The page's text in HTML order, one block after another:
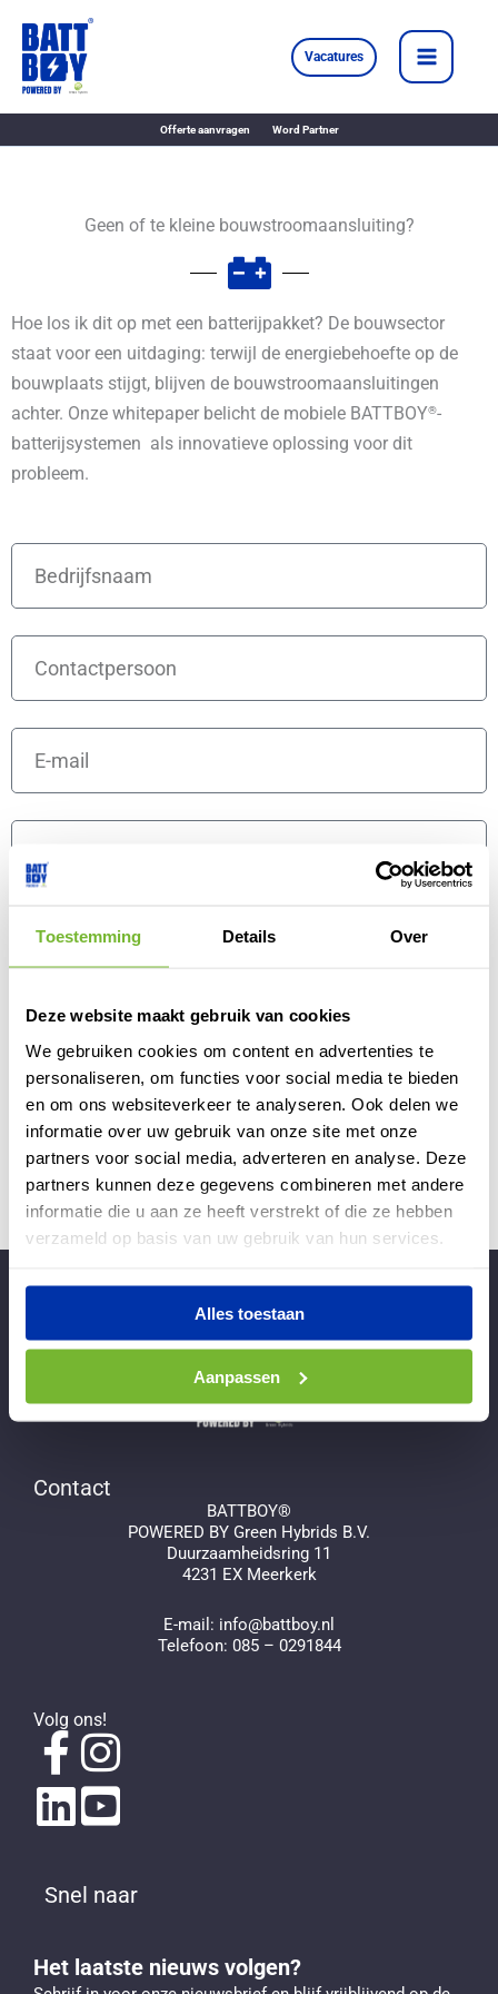
Toestemming Details Over
Deze website maakt gebruik van cookies
We gebruiken cookies om content en advertenties te
personaliseren, om functies voor social media te bieden
en om ons websiteverkeer te analyseren. Ook delen we
informatie over uw gebruik van onze site met onze
partners voor social media, adverteren en analyse. Deze
partners kunnen deze gegevens combineren met andere
informatie die u aan ze heeft verstrekt of die ze hebben
verzameld op basis van uw gebruik van hun services.
Alles toestaan
Aanpassen
naar
Vacatures
Offerte aanvragen Word Partner
Geen of te kleine bouwstroomaansluiting?
Hoe los ik dit op met een batterijpakket? De bouwsector
staat voor een uitdaging: terwijl de energiebehoefte op de
bouwplaats stijgt, blijven de bouwstroomaansluitingen
achter. Onze whitepaper belicht de mobiele BATTBOY®-
batterijsystemen als innovatieve oplossing voor dit
probleem.
mail
Ik wil graag op de hoogte gehouden worden en ontvang
Verstuur formulier en download bestand
Contact
BATTBOY®
POWERED BY Green Hybrids B.V.
Duurzaamheidsring 11
4231 EX Meerkerk
E-mail: info@battboy.nl
Telefoon: 085 – 0291844
Volg ons!
Snel naar
Het laatste nieuws volgen?